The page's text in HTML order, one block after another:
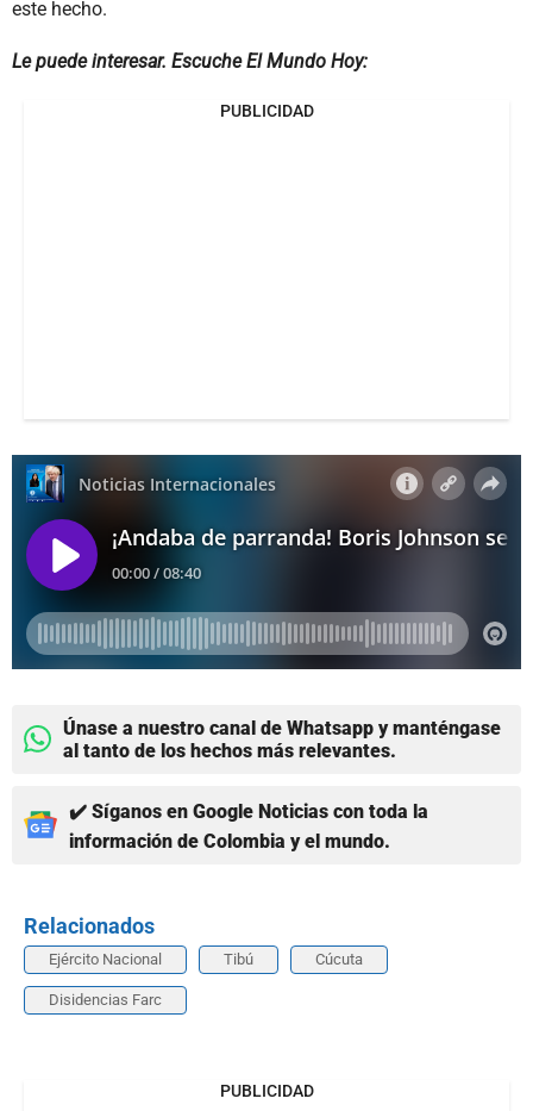
este hecho.
Le puede interesar. Escuche El Mundo Hoy:
PUBLICIDAD
Únase a nuestro canal de Whatsapp y manténgase
al tanto de los hechos más relevantes.
✔️ Síganos en Google Noticias con toda la
información de Colombia y el mundo.
Relacionados
Ejército Nacional Tibú Cúcuta
Disidencias Farc
PUBLICIDAD